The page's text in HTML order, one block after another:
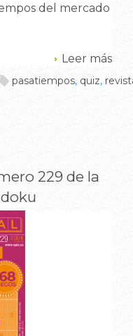
del mercado
Leer más
pasatiempos, quiz,
229 de la